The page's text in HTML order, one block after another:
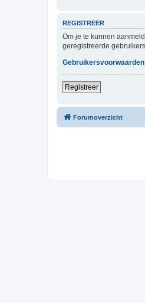
REGISTREER
Om je te kunnen
geregistreerde
Gebruikersvoorwaarden
Registreer
Forumoverzicht